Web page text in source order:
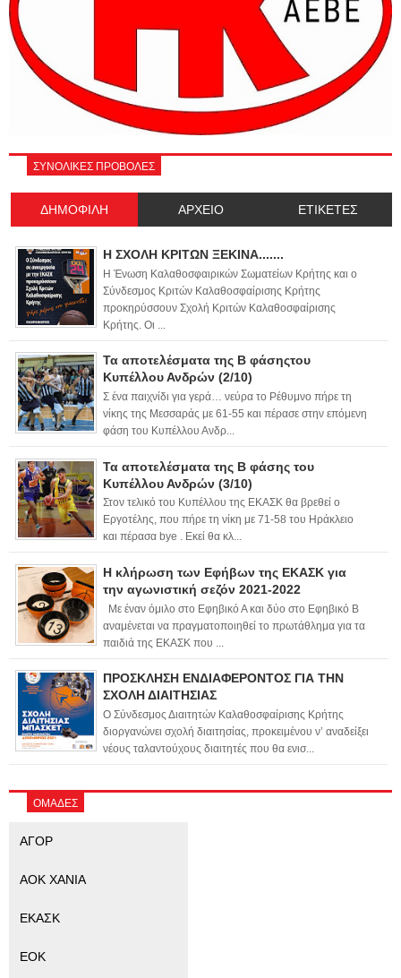
ΣΥΝΟΛΙΚΕΣ ΠΡΟΒΟΛΕΣ
ΔΗΜΟΦΙΛΗ ΑΡΧΕΙΟ ΕΤΙΚΕΤΕΣ
Η ΣΧΟΛΗ ΚΡΙΤΩΝ ΞΕΚΙΝΑ.......
Η Ένωση Καλαθοσφαιρικών Σωματείων Κρήτης και ο
Σύνδεσμος Κριτών Καλαθοσφαίρισης Κρήτης
προκηρύσσουν Σχολή Κριτών Καλαθοσφαίρισης
Κρήτης. Οι ...
Τα αποτελέσματα της Β φάσηςτου
Κυπέλλου Ανδρών (2/10)
Σ ένα παιχνίδι για γερά… νεύρα το Ρέθυμνο πήρε τη
νίκης της Μεσσαράς με 61-55 και πέρασε στην επόμενη
φάση του Κυπέλλου Ανδρ...
Τα αποτελέσματα της Β φάσης του
Κυπέλλου Ανδρών (3/10)
Στον τελικό του Κυπέλλου της ΕΚΑΣΚ θα βρεθεί ο
Εργοτέλης, που πήρε τη νίκη με 71-58 του Ηράκλειο
και πέρασα bye . Εκεί θα κλ...
Η κλήρωση των Εφήβων της ΕΚΑΣΚ για
την αγωνιστική σεζόν 2021-2022
Με έναν όμιλο στο Εφηβικό Α και δύο στο Εφηβικό Β
αναμένεται να πραγματοποιηθεί το πρωτάθλημα για τα
παιδιά της ΕΚΑΣΚ που ...
ΠΡΟΣΚΛΗΣΗ ΕΝΔΙΑΦΕΡΟΝΤΟΣ ΓΙΑ ΤΗΝ
ΣΧΟΛΗ ΔΙΑΙΤΗΣΙΑΣ
Ο Σύνδεσμος Διαιτητών Καλαθοσφαίρισης Κρήτης
διοργανώνει σχολή διαιτησίας, προκειμένου ν’ αναδείξει
νέους ταλαντούχους διαιτητές που θα ενισ...
ΟΜΑΔΕΣ
ΑΓΟΡ
ΑΟΚ ΧΑΝΙΑ
ΕΚΑΣΚ
ΕΟΚ